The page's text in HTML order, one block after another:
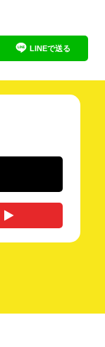
LINEで送る